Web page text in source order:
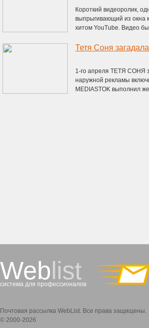
Короткий видеоролик,
выпрыгивающий из окна
хитом YouTube. Видео
Тетя Соня
1-го апреля ТЕТЯ СОНЯ
наружной рекламы
MEDIASTOK выполнил
Weblist
система для профессионалов
Почтовая рассылка WebList. Все права защищены.
© 2000-2026